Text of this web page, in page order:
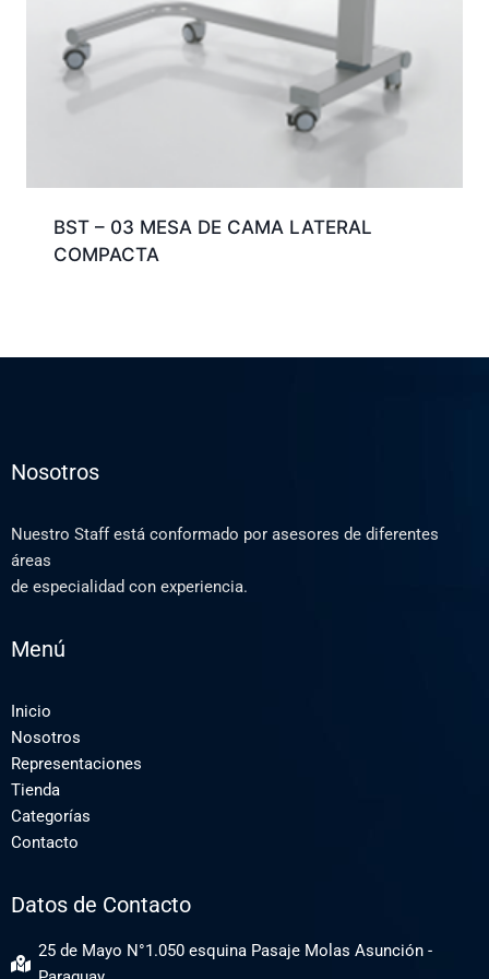
BST – 03 MESA DE CAMA LATERAL
COMPACTA
Nosotros
Nuestro Staff está conformado por asesores de diferentes
áreas
de especialidad con experiencia.
Menú
Inicio
Nosotros
Representaciones
Tienda
Categorías
Contacto
Datos de Contacto
25 de Mayo N°1.050 esquina Pasaje Molas Asunción -